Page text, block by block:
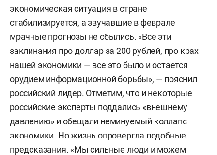
экономическая ситуация в стране
стабилизируется, а звучавшие в феврале
мрачные прогнозы не сбылись. «Все эти
заклинания про доллар за 200 рублей, про крах
нашей экономики — все это было и остается
орудием информационной борьбы», — пояснил
российский лидер. Отметим, что и некоторые
российские эксперты поддались «внешнему
давлению» и обещали неминуемый коллапс
экономики. Но жизнь опровергла подобные
предсказания. «Мы сильные люди и можем